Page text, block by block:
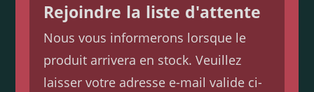
Rejoindre la liste d'attente
Nous vous informerons lorsque le
produit arrivera en stock. Veuillez
laisser votre adresse e-mail valide ci-